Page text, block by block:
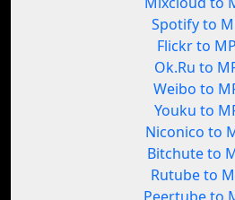
Spotify to
Flickr to
Ok.Ru to
Weibo to
Youku to
Niconico to
Bitchute to
Rutube to